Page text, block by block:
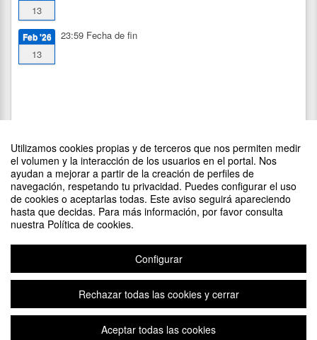
Utilizamos cookies propias y de terceros que nos permiten medir
el volumen y la interacción de los usuarios en el portal. Nos
ayudan a mejorar a partir de la creación de perfiles de
navegación, respetando tu privacidad. Puedes configurar el uso
de cookies o aceptarlas todas. Este aviso seguirá apareciendo
hasta que decidas. Para más información, por favor consulta
nuestra Política de cookies.
Configurar
Rechazar todas las cookies y cerrar
Aceptar todas las cookies
13
Feb '26
13
23:59 Fecha de fin
DIFUNDE TU EVENTO PONIENDO EL SIGUIENTE CÓDIGO
EN TU SITIO
Copyright © 2026